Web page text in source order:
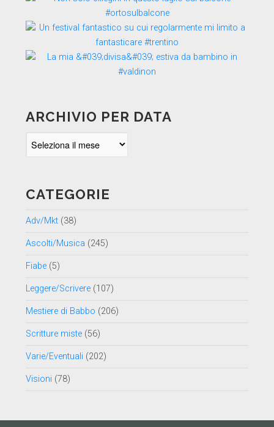
ARCHIVIO PER DATA
CATEGORIE
Adv/Mkt(38)
Ascolti/Musica (245)
Fiabe(5)
Leggere/Scrivere(107)
Mestiere di Babbo (206)
Scritture miste(56)
Varie/Eventuali (202)
Visioni (78)